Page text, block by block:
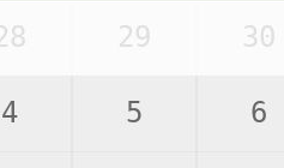
29 30
4 5 6